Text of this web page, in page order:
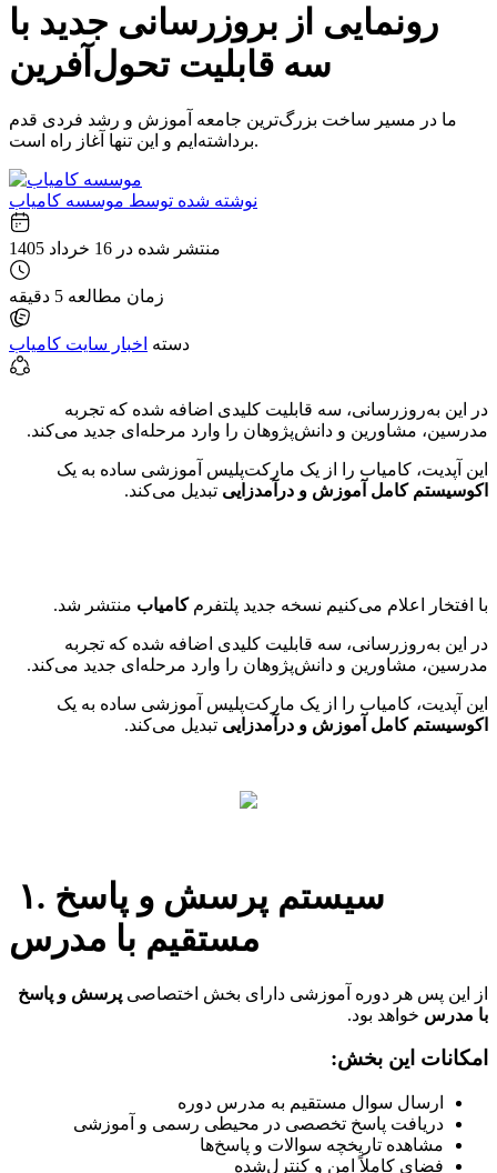
رونمایی از بروزرسانی جدید با
سه قابلیت تحول‌آفرین
ما در مسیر ساخت بزرگ‌ترین جامعه آموزش و رشد فردی قدم
برداشته‌ایم و این تنها آغاز راه است.
نوشته شده توسط موسسه کامیاب
منتشر شده در 16 خرداد 1405
زمان مطالعه 5 دقیقه
دسته اخبار سایت کامیاب
در این به‌روزرسانی، سه قابلیت کلیدی اضافه شده که تجربه
مدرسین، مشاورین و دانش‌پژوهان را وارد مرحله‌ای جدید می‌کند.
این آپدیت، کامیاب را از یک مارکت‌پلیس آموزشی ساده به یک
اکوسیستم کامل آموزش و درآمدزایی تبدیل می‌کند.
با افتخار اعلام می‌کنیم نسخه جدید پلتفرمکامیاب منتشر شد.
در این به‌روزرسانی، سه قابلیت کلیدی اضافه شده که تجربه
مدرسین، مشاورین و دانش‌پژوهان را وارد مرحله‌ای جدید می‌کند.
این آپدیت، کامیاب را از یک مارکت‌پلیس آموزشی ساده به یک
اکوسیستم کامل آموزش و درآمدزایی تبدیل می‌کند.
۱. سیستم پرسش و پاسخ
مستقیم با مدرس
از این پس هر دوره آموزشی دارای بخش اختصاصی پرسش و پاسخ
با مدرس خواهد بود.
امکانات این بخش:
ارسال سوال مستقیم به مدرس دوره
دریافت پاسخ تخصصی در محیطی رسمی و آموزشی
مشاهده تاریخچه سوالات و پاسخ‌ها
فضای کاملاً امن و کنترل‌شده